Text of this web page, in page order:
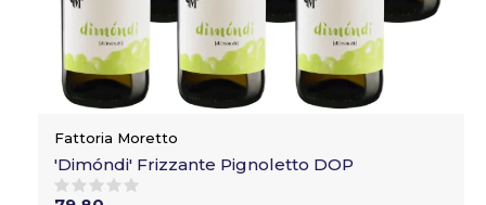
Fattoria Moretto
'Dimóndi' Frizzante Pignoletto DOP